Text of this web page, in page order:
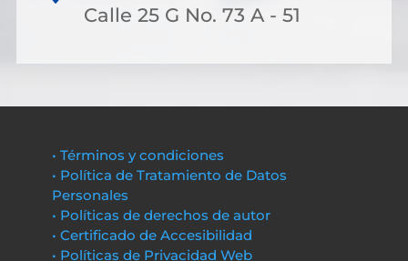
Calle 25 G No. 73 A - 51
• Términos y condiciones
• Política de Tratamiento de Datos
Personales
• Políticas de derechos de autor
• Certificado de Accesibilidad
• Políticas de Privacidad Web